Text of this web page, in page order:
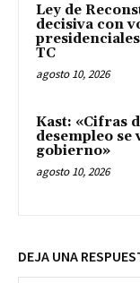
Ley de
decisiva con
TC
agosto 10, 2026
Kast: «Cifras
desempleo se
gobierno»
agosto 10, 2026
DEJA UNA